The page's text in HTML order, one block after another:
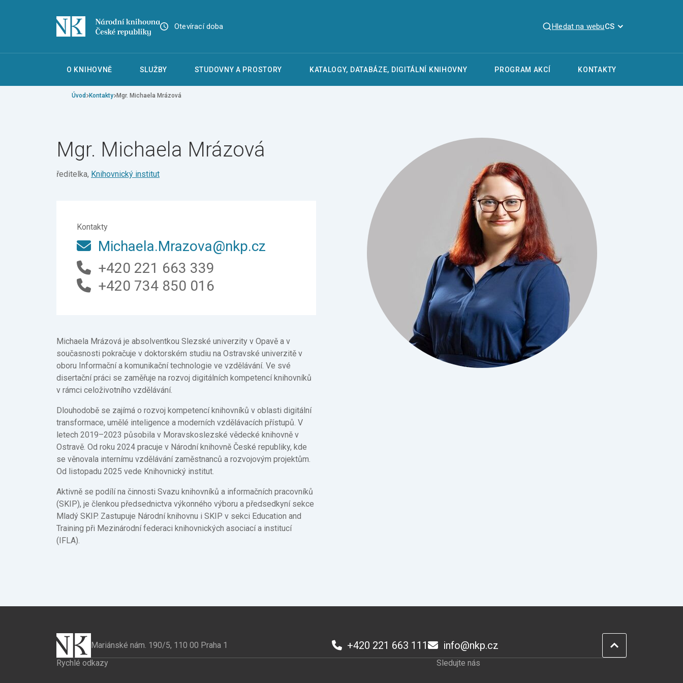
Otevírací doba Hledat na webuCS
O KNIHOVNĚ SLUŽBY STUDOVNY A PROSTORY KATALOGY, DATABÁZE, DIGITÁLNÍ KNIHOVNY PROGRAM AKCÍ KONTAKTY
Úvod Kontakty Mgr. Michaela Mrázová
Mgr. Michaela Mrázová
ředitelka, Knihovnický institut
Kontakty
Michaela.Mrazova@nkp.cz
+420 221 663 339
+420 734 850 016
Michaela Mrázová je absolventkou Slezské univerzity v Opavě a v
současnosti pokračuje v doktorském studiu na Ostravské univerzitě v
oboru Informační a komunikační technologie ve vzdělávání. Ve své
disertační práci se zaměřuje na rozvoj digitálních kompetencí knihovníků
v rámci celoživotního vzdělávání.
Dlouhodobě se zajímá o rozvoj kompetencí knihovníků v oblasti digitální
transformace, umělé inteligence a moderních vzdělávacích přístupů. V
letech 2019–2023 působila v Moravskoslezské vědecké knihovně v
Ostravě. Od roku 2024 pracuje v Národní knihovně České republiky, kde
se věnovala internímu vzdělávání zaměstnanců a rozvojovým projektům.
Od listopadu 2025 vede Knihovnický institut.
Aktivně se podílí na činnosti Svazu knihovníků a informačních pracovníků
(SKIP), je členkou předsednictva výkonného výboru a předsedkyní sekce
Mladý SKIP. Zastupuje Národní knihovnu i SKIP v sekci Education and
Training při Mezinárodní federaci knihovnických asociací a institucí
(IFLA).
Mariánské nám. 190/5, 110 00 Praha 1 +420 221 663 111 info@nkp.cz
Rychlé odkazy Sledujte nás